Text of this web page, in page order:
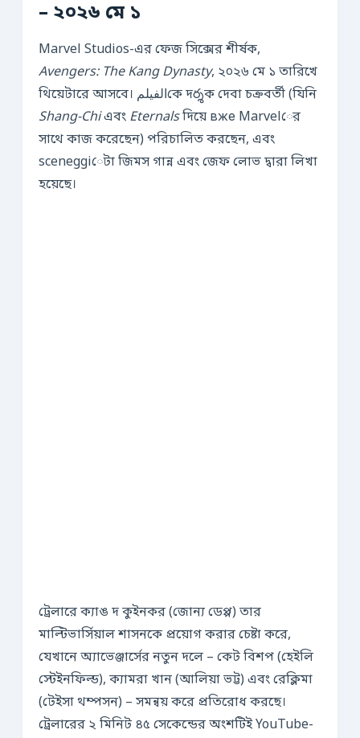
– ২০২৬ মে ১
Marvel Studios-এর ফেজ সিক্সের শীর্ষক,
Avengers: The Kang Dynasty, ২০২৬ মে ১ তারিখে
থিয়েটারে আসবে। الفيلمকে দర్శক দেবা চক্রবর্তী (যিনি
Shang-Chiএবং Eternalsদিয়ে вже Marvelের
সাথে কাজ করেছেন) পরিচালিত করছেন, এবং
sceneggiেটা জিমস গান্ন এবং জেফ লোভ দ্বারা লিখা
হয়েছে।
ট্রেলারে ক্যাঙ দ কুইনকর (জোন্য ডেপ্প) তার
মাল্টিভার্সিয়াল শাসনকে প্রয়োগ করার চেষ্টা করে,
যেখানে অ্যাভেঞ্জার্সের নতুন দলে – কেট বিশপ (হেইলি
স্টেইনফিল্ড), ক্যামরা খান (আলিয়া ভট্ট) এবং রেক্লিমা
(টেইসা থম্পসন) – সমন্বয় করে প্রতিরোধ করছে।
ট্রেলারের ২ মিনিট ৪৫ সেকেন্ডের অংশটিই YouTube-